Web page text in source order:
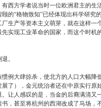
西方学者说当时一位欧洲君主的生
的“格物致知”已经体现出科学研究
生产等资本主义萌芽，就在这样一
实现工业革命的国家，而这个时机
。
例大肆掠杀，使北方的人口大幅降
了），金元统治者还在中原实行原
让人感叹的是，当金的后裔满清又
，甚至将杭州的西湖改成了马场，